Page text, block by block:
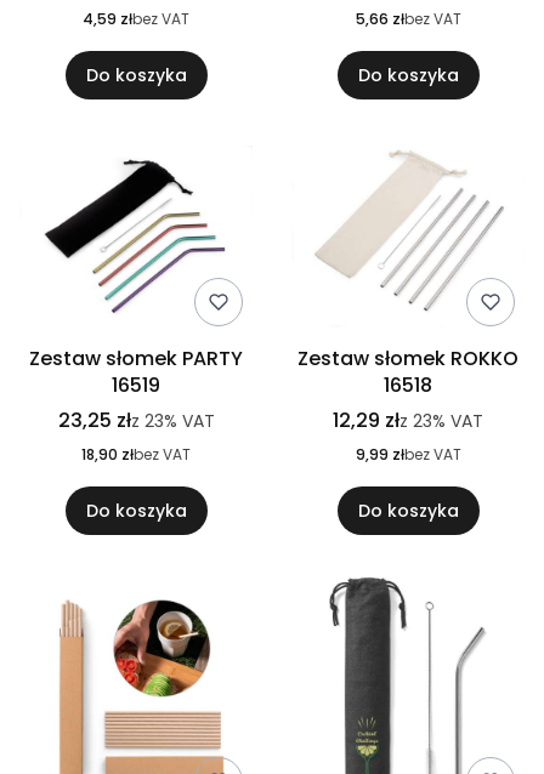
4,59 złbez VAT
Do koszyka
5,66 złbez VAT
Do koszyka
Zestaw słomek PARTY
16519
23,25 złz 23% VAT
18,90 złbez VAT
Do koszyka
Zestaw słomek ROKKO
16518
12,29 złz 23% VAT
9,99 złbez VAT
Do koszyka